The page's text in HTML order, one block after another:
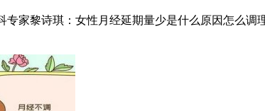
专家黎诗琪：女性月经延期量少是什么原因怎么